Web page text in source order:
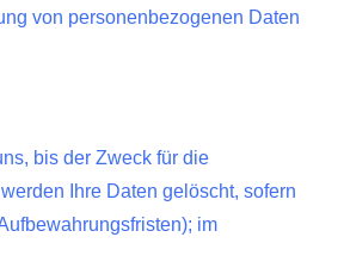
von personenbezogenen Daten
bis der Zweck für die
Ihre Daten gelöscht, sofern
im